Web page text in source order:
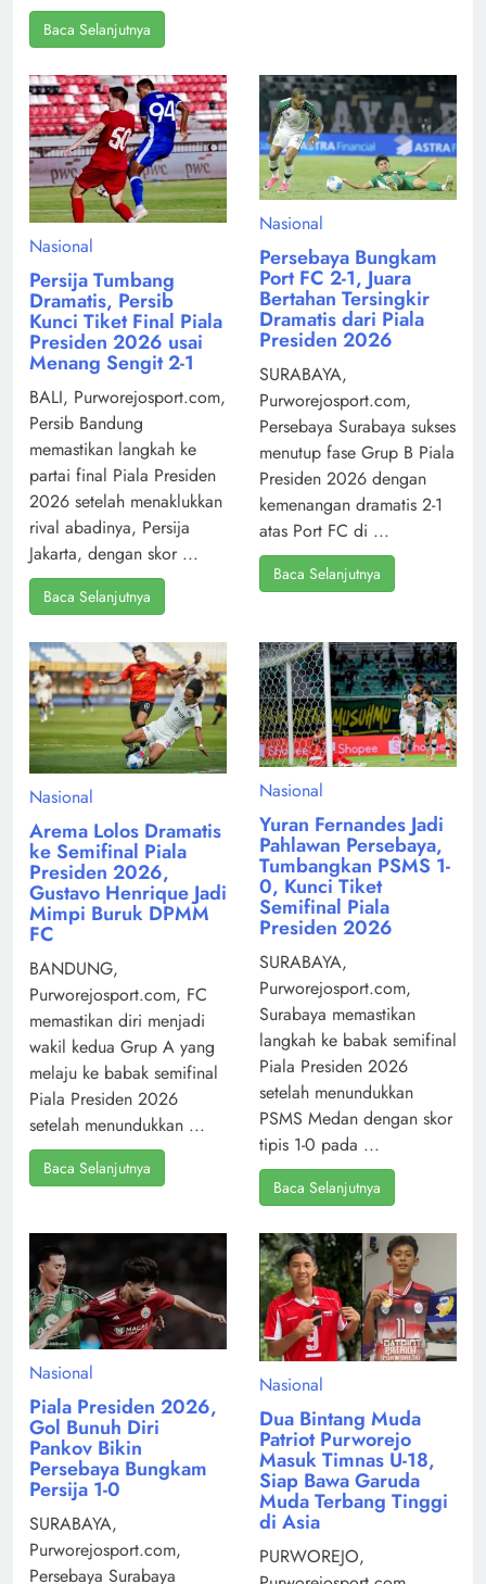
Baca Selanjutnya
Nasional
Persija Tumbang
Dramatis, Persib
Kunci Tiket Final Piala
Presiden 2026 usai
Menang Sengit 2-1
BALI, Purworejosport.com,
Persib Bandung
memastikan langkah ke
partai final Piala Presiden
2026 setelah menaklukkan
rival abadinya, Persija
Jakarta, dengan skor ...
Baca Selanjutnya
Nasional
Persebaya Bungkam
Port FC 2-1, Juara
Bertahan Tersingkir
Dramatis dari Piala
Presiden 2026
SURABAYA,
Purworejosport.com,
Persebaya Surabaya sukses
menutup fase Grup B Piala
Presiden 2026 dengan
kemenangan dramatis 2-1
atas Port FC di ...
Baca Selanjutnya
Nasional
Arema Lolos Dramatis
ke Semifinal Piala
Presiden 2026,
Gustavo Henrique Jadi
Mimpi Buruk DPMM
FC
BANDUNG,
Purworejosport.com, FC
memastikan diri menjadi
wakil kedua Grup A yang
melaju ke babak semifinal
Piala Presiden 2026
setelah menundukkan ...
Baca Selanjutnya
Nasional
Yuran Fernandes Jadi
Pahlawan Persebaya,
Tumbangkan PSMS 1-
0, Kunci Tiket
Semifinal Piala
Presiden 2026
SURABAYA,
Purworejosport.com,
Surabaya memastikan
langkah ke babak semifinal
Piala Presiden 2026
setelah menundukkan
PSMS Medan dengan skor
tipis 1-0 pada ...
Baca Selanjutnya
Nasional
Piala Presiden 2026,
Gol Bunuh Diri
Pankov Bikin
Persebaya Bungkam
Persija 1-0
SURABAYA,
Purworejosport.com,
Persebaya Surabaya
Nasional
Dua Bintang Muda
Patriot Purworejo
Masuk Timnas U-18,
Siap Bawa Garuda
Muda Terbang Tinggi
di Asia
PURWOREJO,